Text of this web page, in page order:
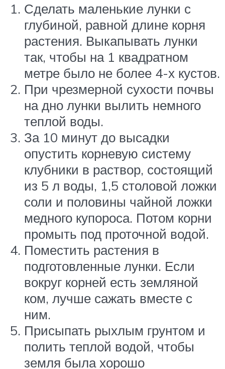
Сделать маленькие лунки с
глубиной, равной длине корня
растения. Выкапывать лунки
так, чтобы на 1 квадратном
метре было не более 4-х кустов.
При чрезмерной сухости почвы
на дно лунки вылить немного
теплой воды.
За 10 минут до высадки
опустить корневую систему
клубники в раствор, состоящий
из 5 л воды, 1,5 столовой ложки
соли и половины чайной ложки
медного купороса. Потом корни
промыть под проточной водой.
Поместить растения в
подготовленные лунки. Если
вокруг корней есть земляной
ком, лучше сажать вместе с
ним.
Присыпать рыхлым грунтом и
полить теплой водой, чтобы
земля была хорошо